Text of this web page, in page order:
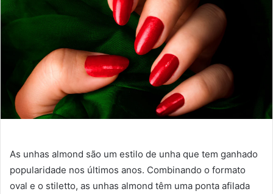
As unhas almond são um estilo de unha que tem ganhado
popularidade nos últimos anos. Combinando o formato
oval e o stiletto, as unhas almond têm uma ponta afilada